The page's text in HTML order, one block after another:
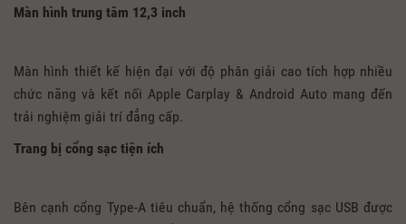
Màn hình trung tâm 12,3 inch
Màn hình thiết kế hiện đại với độ phân giải cao tích hợp nhiều
chức năng và kết nối Apple Carplay & Android Auto mang đến
trải nghiệm giải trí đẳng cấp.
Trang bị cổng sạc tiện ích
Bên cạnh cổng Type-A tiêu chuẩn, hệ thống cổng sạc USB được